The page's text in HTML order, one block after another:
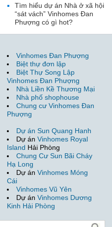
Tìm hiểu dự án Nhà ở xã hội
“sát vách” Vinhomes Đan
Phượng có gì hot?
Vinhomes Đan Phượng
Biệt thự đơn lập
Biệt Thự Song Lập
Vinhomes Đan Phượng
Nhà Liền Kề Thương Mại
Nhà phố shophouse
Chung cư Vinhomes Đan
Phượng
Dự án Sun Quang Hanh
Dự án Vinhomes Royal
Island Hải Phòng
Chung Cư Sun Bãi Cháy
Hạ Long
Dự án Vinhomes Móng
Cái
Vinhomes Vũ Yên
Dự án Vinhomes Dương
Kinh Hải Phòng